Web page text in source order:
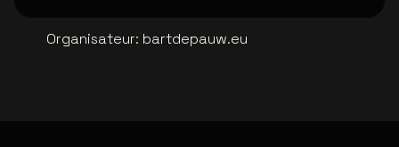
Organisateur: bartdepauw.eu